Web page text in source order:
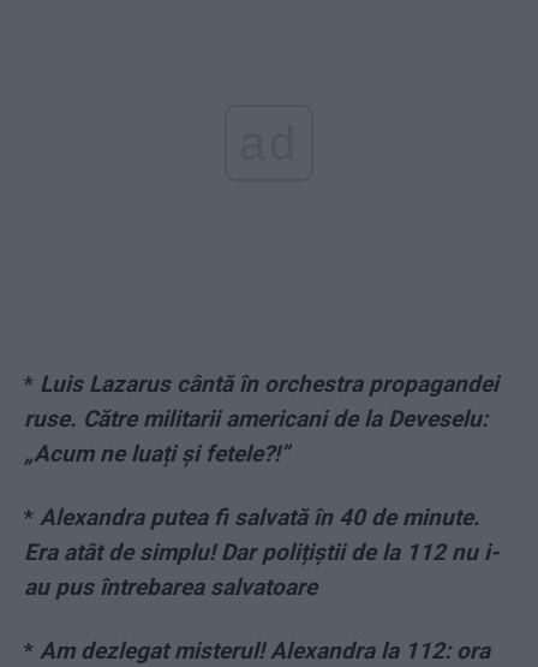
* Luis Lazarus cântă în orchestra propagandei
ruse. Către militarii americani de la Deveselu:
„Acum ne luați și fetele?!”
* Alexandra putea fi salvată în 40 de minute.
Era atât de simplu! Dar polițiștii de la 112 nu i-
au pus întrebarea salvatoare
* Am dezlegat misterul! Alexandra la 112: ora